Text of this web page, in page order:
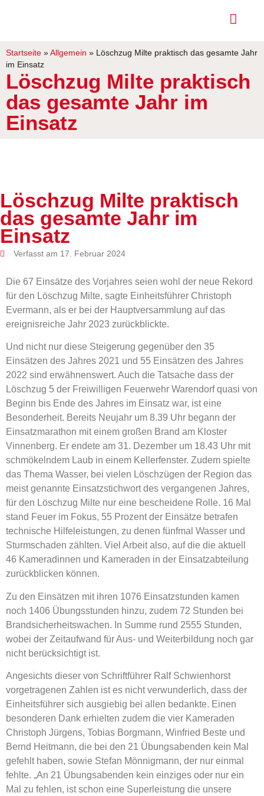
Startseite » Allgemein » Löschzug Milte praktisch das gesamte Jahr
im Einsatz
Löschzug Milte praktisch
das gesamte Jahr im
Einsatz
Löschzug Milte praktisch
das gesamte Jahr im
Einsatz
Verfasst am 17. Februar 2024
Die 67 Einsätze des Vorjahres seien wohl der neue Rekord
für den Löschzug Milte, sagte Einheitsführer Christoph
Evermann, als er bei der Hauptversammlung auf das
ereignisreiche Jahr 2023 zurückblickte.
Und nicht nur diese Steigerung gegenüber den 35
Einsätzen des Jahres 2021 und 55 Einsätzen des Jahres
2022 sind erwähnenswert. Auch die Tatsache dass der
Löschzug 5 der Freiwilligen Feuerwehr Warendorf quasi von
Beginn bis Ende des Jahres im Einsatz war, ist eine
Besonderheit. Bereits Neujahr um 8.39 Uhr begann der
Einsatzmarathon mit einem großen Brand am Kloster
Vinnenberg. Er endete am 31. Dezember um 18.43 Uhr mit
schmökelndem Laub in einem Kellerfenster. Zudem spielte
das Thema Wasser, bei vielen Löschzügen der Region das
meist genannte Einsatzstichwort des vergangenen Jahres,
für den Löschzug Milte nur eine bescheidene Rolle. 16 Mal
stand Feuer im Fokus, 55 Prozent der Einsätze betrafen
technische Hilfeleistungen, zu denen fünfmal Wasser und
Sturmschaden zählten. Viel Arbeit also, auf die die aktuell
46 Kameradinnen und Kameraden in der Einsatzabteilung
zurückblicken können.
Zu den Einsätzen mit ihren 1076 Einsatzstunden kamen
noch 1406 Übungsstunden hinzu, zudem 72 Stunden bei
Brandsicherheitswachen. In Summe rund 2555 Stunden,
wobei der Zeitaufwand für Aus- und Weiterbildung noch gar
nicht berücksichtigt ist.
Angesichts dieser von Schriftführer Ralf Schwienhorst
vorgetragenen Zahlen ist es nicht verwunderlich, dass der
Einheitsführer sich ausgiebig bei allen bedankte. Einen
besonderen Dank erhielten zudem die vier Kameraden
Christoph Jürgens, Tobias Borgmann, Winfried Beste und
Bernd Heitmann, die bei den 21 Übungsabenden kein Mal
gefehlt haben, sowie Stefan Mönnigmann, der nur einmal
fehlte. „An 21 Übungsabenden kein einziges oder nur ein
Mal zu fehlen, ist schon eine Superleistung die unsere